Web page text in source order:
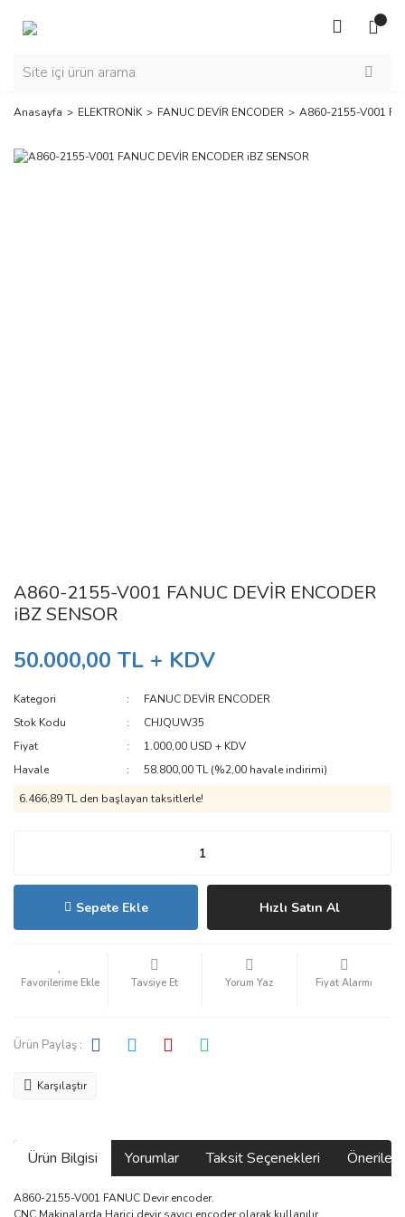
Anasayfa ELEKTRONİK FANUC DEVİR ENCODER A860-2155-V001
A860-2155-V001 FANUC DEVİR ENCODER
iBZ SENSOR
50.000,00 TL + KDV
Kategori
FANUC DEVİR ENCODER
Stok Kodu
CHJQUW35
Fiyat
1.000,00 USD + KDV
Havale
58.800,00 TL (%2,00 havale indirimi)
6.466,89 TL den başlayan taksitlerle!
Sepete Ekle Hızlı Satın Al
Tavsiye Et Yorum Yaz Fiyat Alarmı
Ürün Paylaş :
Karşılaştır
Ürün Bilgisi Yorumlar Taksit Seçenekleri
A860-2155-V001 FANUC Devir encoder.